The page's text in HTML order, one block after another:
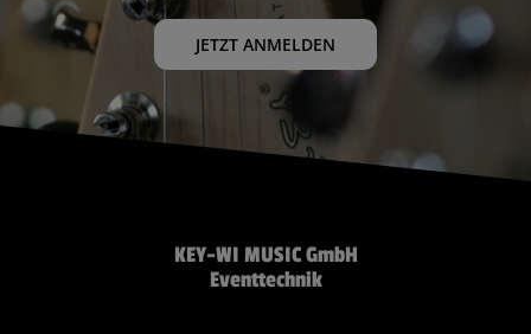
JETZT ANMELDEN
KEY-WI MUSIC GmbH
Eventtechnik